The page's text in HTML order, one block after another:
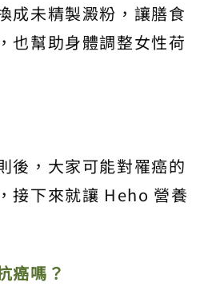
成未精製澱粉，讓膳食
也幫助身體調整女性荷
後，大家可能對罹癌的
接下來就讓 Heho 營養
癌嗎？